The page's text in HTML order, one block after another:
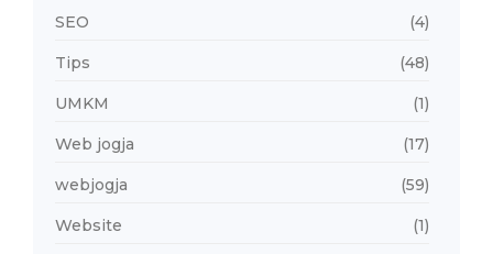
SEO (4)
Tips (48)
UMKM (1)
Web jogja (17)
webjogja (59)
Website (1)